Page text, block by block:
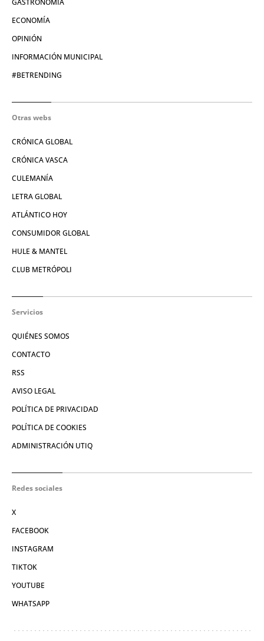
ECONOMÍA
OPINIÓN
INFORMACIÓN MUNICIPAL
#BETRENDING
Otras webs
CRÓNICA GLOBAL
CRÓNICA VASCA
CULEMANÍA
LETRA GLOBAL
ATLÁNTICO HOY
CONSUMIDOR GLOBAL
HULE & MANTEL
CLUB METRÓPOLI
Servicios
QUIÉNES SOMOS
CONTACTO
RSS
AVISO LEGAL
POLÍTICA DE PRIVACIDAD
POLÍTICA DE COOKIES
ADMINISTRACIÓN UTIQ
Redes sociales
X
FACEBOOK
INSTAGRAM
TIKTOK
YOUTUBE
WHATSAPP